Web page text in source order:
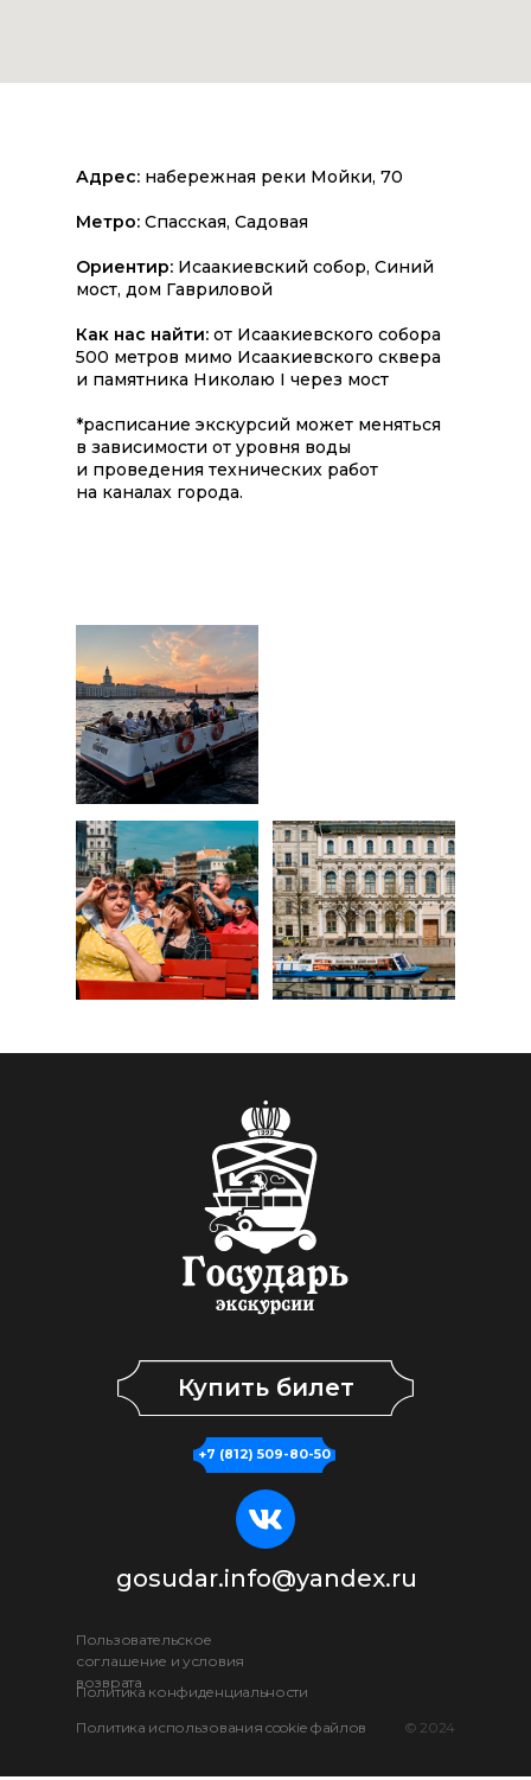
Адрес: набережная реки Мойки, 70
Метро: Спасская, Садовая
Ориентир: Исаакиевский собор, Синий
мост, дом Гавриловой
Как нас найти: от Исаакиевского собора
500 метров мимо Исаакиевского сквера
и памятника Николаю I через мост
*расписание экскурсий может меняться
в зависимости от уровня воды
и проведения технических работ
на каналах города.
Пользовательское
соглашение и условия
возврата
© 2024
Купить билет
Политика конфиденциальности
Политика использования cookie файлов
gosudar.info@yandex.ru
+7 (812) 509-80-50